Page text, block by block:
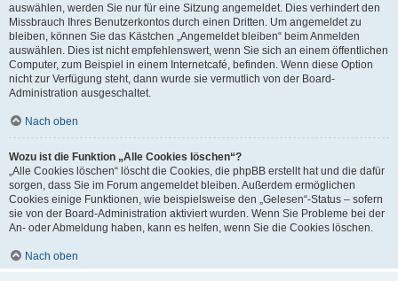
auswählen, werden Sie nur für eine Sitzung angemeldet. Dies verhindert den
Missbrauch Ihres Benutzerkontos durch einen Dritten. Um angemeldet zu
bleiben, können Sie das Kästchen „Angemeldet bleiben“ beim Anmelden
auswählen. Dies ist nicht empfehlenswert, wenn Sie sich an einem öffentlichen
Computer, zum Beispiel in einem Internetcafé, befinden. Wenn diese Option
nicht zur Verfügung steht, dann wurde sie vermutlich von der Board-
Administration ausgeschaltet.
Nach oben
Wozu ist die Funktion „Alle Cookies löschen“?
„Alle Cookies löschen“ löscht die Cookies, die phpBB erstellt hat und die dafür
sorgen, dass Sie im Forum angemeldet bleiben. Außerdem ermöglichen
Cookies einige Funktionen, wie beispielsweise den „Gelesen“-Status – sofern
sie von der Board-Administration aktiviert wurden. Wenn Sie Probleme bei der
An- oder Abmeldung haben, kann es helfen, wenn Sie die Cookies löschen.
Nach oben